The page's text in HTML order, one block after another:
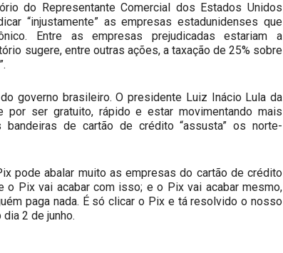
do Representante Comercial dos Estados Unidos
“injustamente” as empresas estadunidenses que
Entre as empresas prejudicadas estariam a
sugere, entre outras ações, a taxação de 25% sobre
governo brasileiro. O presidente Luiz Inácio Lula da
ser gratuito, rápido e estar movimentando mais
de cartão de crédito “assusta” os norte-
pode abalar muito as empresas do cartão de crédito
o Pix vai acabar com isso; e o Pix vai acabar mesmo,
paga nada. É só clicar o Pix e tá resolvido o nosso
2 de junho.